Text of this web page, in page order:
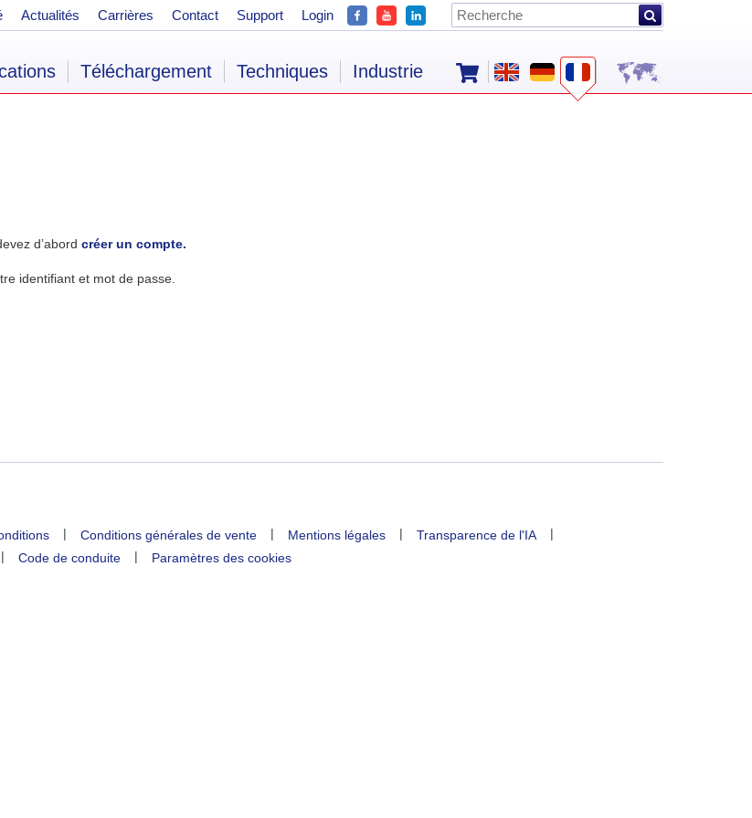
d’abord créer un compte.
identifiant et mot de passe.
| Conditions générales de vente | Mentions légales | Transparence de l'IA
|
| Code de conduite | Paramètres des cookies
Actualités Carrières Contact Support Login
Téléchargement Techniques Industrie